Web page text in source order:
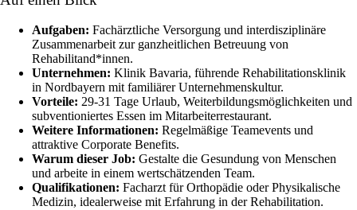
Aufgaben: Fachärztliche Versorgung und interdisziplinäre
Zusammenarbeit zur ganzheitlichen Betreuung von
Rehabilitand*innen.
Unternehmen: Klinik Bavaria, führende Rehabilitationsklinik
in Nordbayern mit familiärer Unternehmenskultur.
Vorteile: 29-31 Tage Urlaub, Weiterbildungsmöglichkeiten und
subventioniertes Essen im Mitarbeiterrestaurant.
Weitere Informationen: Regelmäßige Teamevents und
attraktive Corporate Benefits.
Warum dieser Job: Gestalte die Gesundung von Menschen
und arbeite in einem wertschätzenden Team.
Qualifikationen: Facharzt für Orthopädie oder Physikalische
Medizin, idealerweise mit Erfahrung in der Rehabilitation.